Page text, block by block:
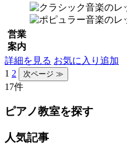
営業
案内
詳細を見る お気に入り追加
1 2
17件
ピアノ教室を探す
人気記事